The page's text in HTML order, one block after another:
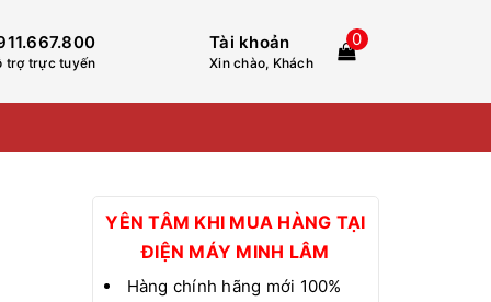
trợ trực tuyến
Tài khoản
Xin chào, Khách
0
YÊN TÂM KHI MUA HÀNG TẠI
ĐIỆN MÁY MINH LÂM
Hàng chính hãng mới 100%